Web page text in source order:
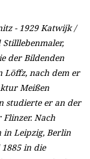
- 1929 Katwijk /
Stilllebenmaler,
der Bildenden
Löffz, nach dem er
Meißen
studierte er an der
Nach
in Leipzig, Berlin
in die